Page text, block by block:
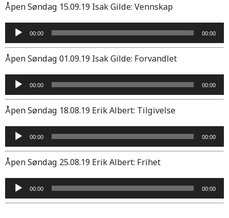
Åpen Søndag 15.09.19 Isak Gilde: Vennskap
Lydavspiller
00:00 00:00
Åpen Søndag 01.09.19 Isak Gilde: Forvandlet
Lydavspiller
00:00 00:00
Åpen Søndag 18.08.19 Erik Albert: Tilgivelse
Lydavspiller
00:00 00:00
Åpen Søndag 25.08.19 Erik Albert: Frihet
Lydavspiller
00:00 00:00